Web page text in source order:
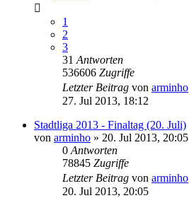
1
2
3
31 Antworten
536606 Zugriffe
Letzter Beitrag von arminho
27. Jul 2013, 18:12
Stadtliga 2013 - Finaltag (20. Juli)
von arminho » 20. Jul 2013, 20:05
0 Antworten
78845 Zugriffe
Letzter Beitrag von arminho
20. Jul 2013, 20:05